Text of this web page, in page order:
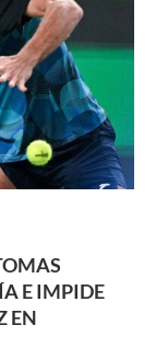
E IMPIDE
EN